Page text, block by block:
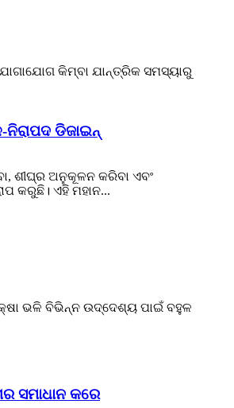
ଯୋଗାଯୋଗ କିମ୍ବା ଯାନ୍ତ୍ରିକ ସମସ୍ୟାରୁ
ଡିଜାଇନ୍
ଶୀଘ୍ର ଅନୁକୂଳନ କରିବା ଏବଂ
କରୁଛି। ଏହି ମହାନ...
ଭଳି ବିଭିନ୍ନ ଉଦ୍ଦେଶ୍ୟ ପାଇଁ ବହୁଳ
ସମାଧାନ କରେ